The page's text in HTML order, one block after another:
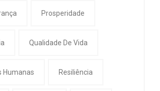
Prosperidade
Qualidade De Vida
Humanas Resiliência